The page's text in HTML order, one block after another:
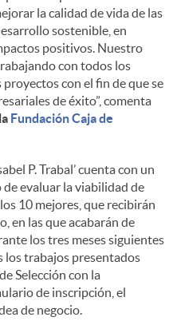
la calidad de vida de las
sostenible, en
positivos. Nuestro
con todos los
con el fin de que se
de éxito”, comenta
Fundación Caja de
P. Trabal’ cuenta con un
evaluar la viabilidad de
10 mejores, que recibirán
en las que acabarán de
los tres meses siguientes
los trabajos presentados
Selección con la
de inscripción, el
de negocio.